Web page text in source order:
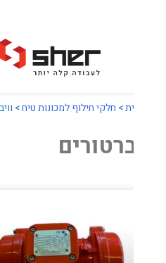
חלקי חילוף למכונות טיח>וויברטורים